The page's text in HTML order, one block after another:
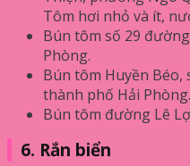
Tôm hơi nhỏ và ít,
Bún tôm số 29
Phòng.
Bún tôm Huyền Béo,
thành phố Hải Phòng.
Bún tôm đường Lê
6. Rắn biển